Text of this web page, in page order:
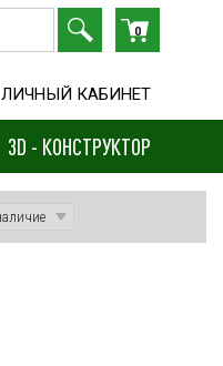
0
ЛИЧНЫЙ КАБИНЕТ
3D - КОНСТРУКТОР